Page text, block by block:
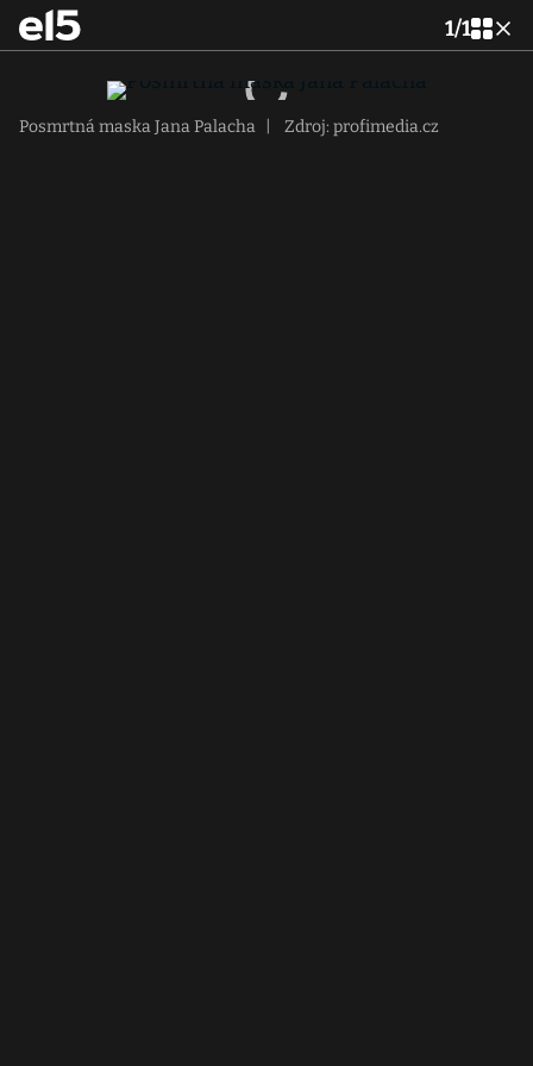
1/1
Posmrtná maska Jana Palacha Zdroj: profimedia.cz